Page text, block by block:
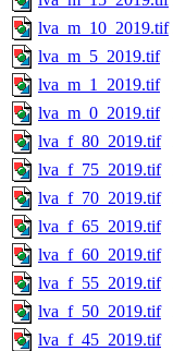
lva_m_10_2019.tif
lva_m_5_2019.tif
lva_m_1_2019.tif
lva_m_0_2019.tif
lva_f_80_2019.tif
lva_f_75_2019.tif
lva_f_70_2019.tif
lva_f_65_2019.tif
lva_f_60_2019.tif
lva_f_55_2019.tif
lva_f_50_2019.tif
lva_f_45_2019.tif